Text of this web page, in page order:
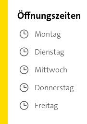
Öffnungszeiten
Montag
Dienstag
Mittwoch
Donnerstag
Freitag